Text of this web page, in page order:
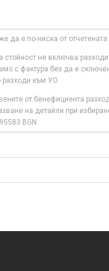
да е по-ниска от
не включва
с фактура без да е
разходи към УО
от бенефициента
на детайли при
BGN